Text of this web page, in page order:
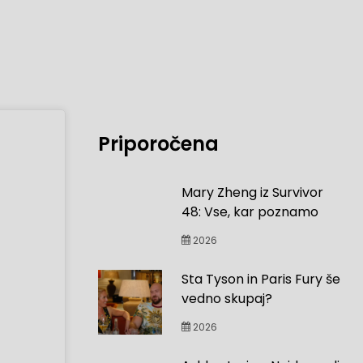
Priporočena
Mary Zheng iz Survivor
48: Vse, kar poznamo
2026
Sta Tyson in Paris Fury še
vedno skupaj?
2026